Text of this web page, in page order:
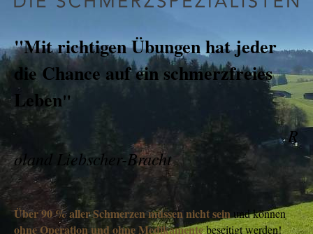
"Mit richtigen Übungen hat jeder
die Chance auf ein schmerzfreies
Leben"
R
oland Liebscher-Bracht
Über90 % aller Schmerzen müssen nicht seinund können
ohne Operation und ohne Medikamentebeseitigt werden!